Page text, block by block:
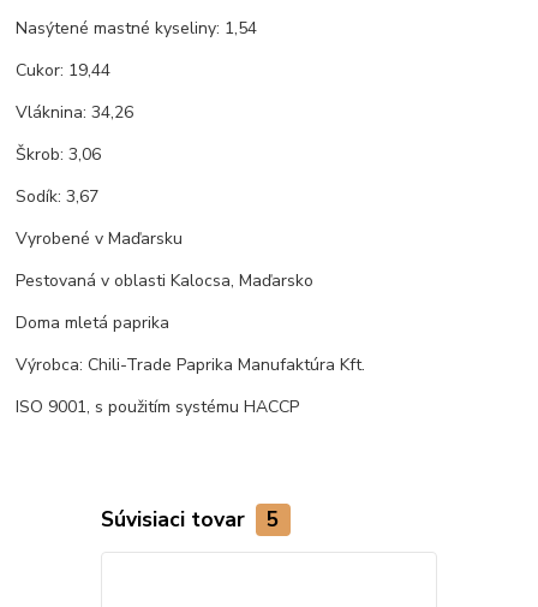
Nasýtené mastné kyseliny: 1,54
Cukor: 19,44
Vláknina: 34,26
Škrob: 3,06
Sodík: 3,67
Vyrobené v Maďarsku
Pestovaná v oblasti Kalocsa, Maďarsko
Doma mletá paprika
Výrobca: Chili-Trade Paprika Manufaktúra Kft.
ISO 9001, s použitím systému HACCP
Súvisiaci tovar 5